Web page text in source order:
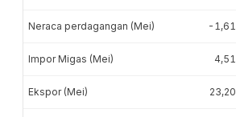
Neraca perdagangan (Mei) -1,61
Impor Migas (Mei) 4,51
Ekspor (Mei) 23,20